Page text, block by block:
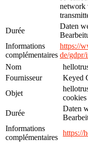
network
Durée
Daten
Informations
complémentaires
https://
de/gdpr/
Nom
Fournisseur
Keyed
Objet
Durée
Daten
Informations
complémentaires
https://